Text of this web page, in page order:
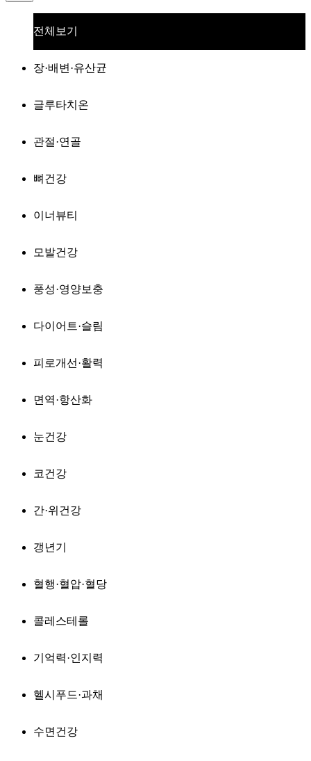
전체보기
장·배변·유산균
글루타치온
관절·연골
뼈건강
이너뷰티
모발건강
풍성·영양보충
다이어트·슬림
피로개선·활력
면역·항산화
눈건강
코건강
간·위건강
갱년기
혈행·혈압·혈당
콜레스테롤
기억력·인지력
헬시푸드·과채
수면건강